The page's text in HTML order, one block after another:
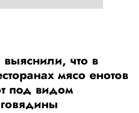
что в
мясо енотов
под видом